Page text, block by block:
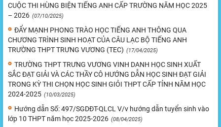
CUỘC THI HÙNG BIỆN TIẾNG ANH CẤP TRƯỜNG NĂM HỌC 2025
– 2026 (07/10/2025)
ĐẨY MẠNH PHONG TRÀO HỌC TIẾNG ANH THÔNG QUA
CHƯƠNG TRÌNH SINH HOẠT CỦA CÂU LẠC BỘ TIẾNG ANH
TRƯỜNG THPT TRƯNG VƯƠNG (TEC) (17/04/2025)
TRƯỜNG THPT TRƯNG VƯƠNG VINH DANH HỌC SINH XUẤT
SẮC ĐẠT GIẢI VÀ CÁC THẦY CÔ HƯỚNG DẪN HỌC SINH ĐẠT GIẢI
TRONG KỲ THI CHỌN HỌC SINH GIỎI THPT CẤP TỈNH NĂM HỌC
2024-2025 (10/03/2025)
Hướng dẫn Số: 497/SGDĐT-QLCL V/v hướng dẫn tuyển sinh vào
lớp 10 THPT năm học 2025-2026 (08/04/2025)